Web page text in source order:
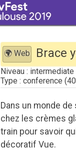
🌍 Web Brace
intermediate
conference
Dans un monde
chez les crèmes
train pour savoir
décoratif Vue.